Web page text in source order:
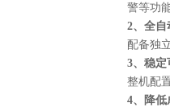
警等功
2、全自
配备独
3、稳定
整机配
4、降低